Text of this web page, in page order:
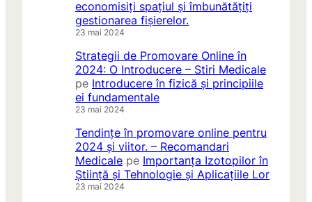
economisiți spațiul și îmbunătățiți
gestionarea fișierelor.
23 mai 2024
Strategii de Promovare Online în
2024: O Introducere – Stiri Medicale
pe Introducere în fizică și principiile
ei fundamentale
23 mai 2024
Tendințe în promovare online pentru
2024 și viitor. – Recomandari
Medicale pe Importanța Izotopilor în
Știință și Tehnologie și Aplicațiile Lor
23 mai 2024